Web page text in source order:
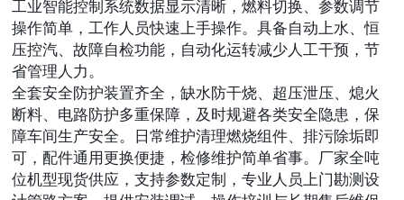
工业智能控制系统数据显示清晰，燃料切换、参数调节
操作简单，工作人员快速上手操作。具备自动上水、恒
压控汽、故障自检功能，自动化运转减少人工干预，节
省管理人力。
全套安全防护装置齐全，缺水防干烧、超压泄压、熄火
断料、电路防护多重保障，及时规避各类安全隐患，保
障车间生产安全。日常维护清理燃烧组件、排污除垢即
可，配件通用更换便捷，检修维护简单省事。厂家全吨
位机型现货供应，支持参数定制，专业人员上门勘测设